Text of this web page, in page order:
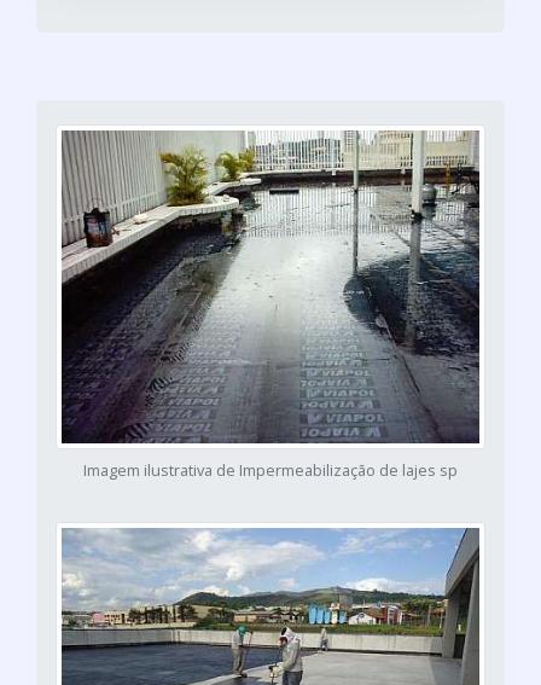
Imagem ilustrativa de Impermeabilização de lajes sp